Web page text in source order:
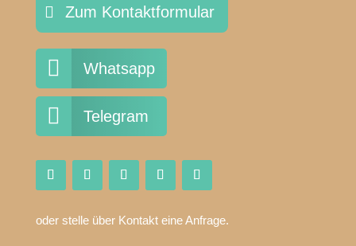
Zum Kontaktformular
 Whatsapp
 Telegram
oder stelle über Kontakt eine Anfrage.